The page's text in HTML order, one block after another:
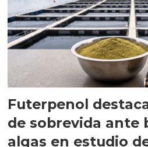
Futerpenol
de sobrevida ante
algas en estudio